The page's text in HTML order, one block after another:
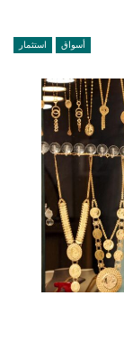
أسواق استثمار